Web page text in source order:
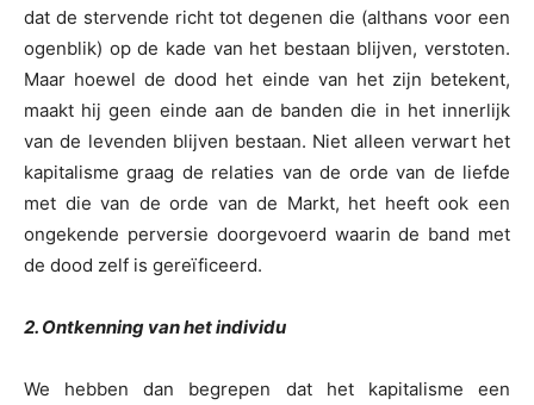
dat de stervende richt tot degenen die (althans voor een
ogenblik) op de kade van het bestaan blijven, verstoten.
Maar hoewel de dood het einde van het zijn betekent,
maakt hij geen einde aan de banden die in het innerlijk
van de levenden blijven bestaan. Niet alleen verwart het
kapitalisme graag de relaties van de orde van de liefde
met die van de orde van de Markt, het heeft ook een
ongekende perversie doorgevoerd waarin de band met
de dood zelf is gereïficeerd.
2. Ontkenning van het individu
We hebben dan begrepen dat het kapitalisme een